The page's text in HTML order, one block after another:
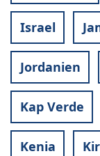
Israel
Jordanien
Kap Verde
Kenia